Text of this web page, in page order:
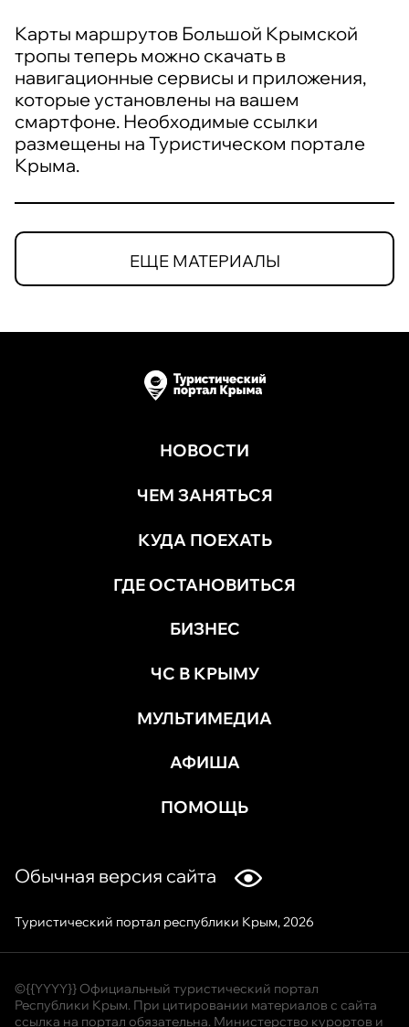
Карты маршрутов Большой Крымской
тропы теперь можно скачать в
навигационные сервисы и приложения,
которые установлены на вашем
смартфоне. Необходимые ссылки
размещены на Туристическом портале
Крыма.
ЕЩЕ МАТЕРИАЛЫ
НОВОСТИ
ЧЕМ ЗАНЯТЬСЯ
КУДА ПОЕХАТЬ
ГДЕ ОСТАНОВИТЬСЯ
БИЗНЕС
ЧС В КРЫМУ
МУЛЬТИМЕДИА
АФИША
ПОМОЩЬ
Обычная версия сайта
Туристический портал республики Крым, 2026
©{{YYYY}} Официальный туристический портал
Республики Крым. При цитировании материалов с сайта
ссылка на портал обязательна. Министерство курортов и